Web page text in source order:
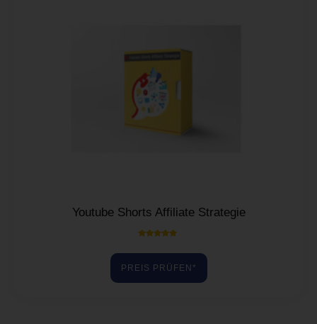
Youtube Shorts Affiliate Strategie
PREIS PRÜFEN*